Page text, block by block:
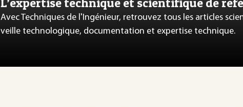
Avec Techniques de l'Ingénieur, retrouvez tous les articles
veille technologique, documentation et expertise technique.